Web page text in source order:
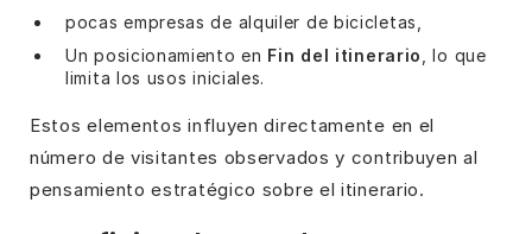
pocas empresas de alquiler de bicicletas,
Un posicionamiento en Fin del itinerario
, lo que
limita los usos iniciales.
Estos elementos influyen directamente en el
número de visitantes observados y contribuyen al
pensamiento estratégico sobre el itinerario.